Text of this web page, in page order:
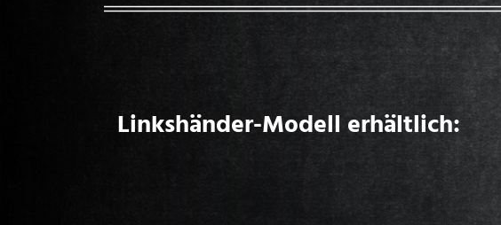
Linkshänder-Modell erhältlich: